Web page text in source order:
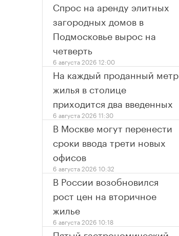
Спрос на аренду элитных
загородных домов в
Подмосковье вырос на
четверть
6 августа 2026 12:00
На каждый проданный метр
жилья в столице
приходится два введенных
6 августа 2026 11:30
В Москве могут перенести
сроки ввода трети новых
офисов
6 августа 2026 10:32
В России возобновился
рост цен на вторичное
жилье
6 августа 2026 10:18